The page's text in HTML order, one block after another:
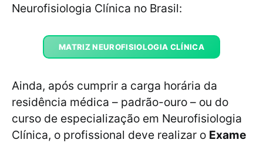
Neurofisiologia Clínica no Brasil:
MATRIZ NEUROFISIOLOGIA CLÍNICA
Ainda, após cumprir a carga horária da
residência médica – padrão-ouro – ou do
curso de especialização em Neurofisiologia
Clínica, o profissional deve realizar o Exame